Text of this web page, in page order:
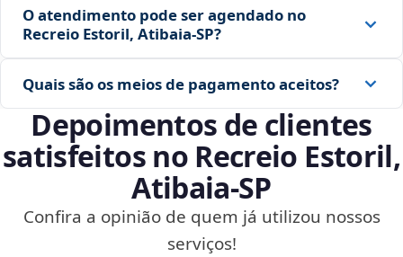
O atendimento pode ser agendado no
Recreio Estoril, Atibaia‑SP?
Quais são os meios de pagamento aceitos?
Depoimentos de clientes
satisfeitos no Recreio Estoril,
Atibaia‑SP
Confira a opinião de quem já utilizou nossos
serviços!